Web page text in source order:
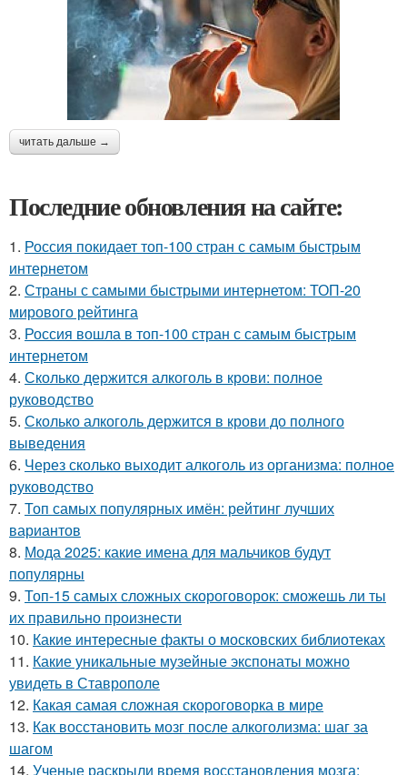
читать дальше →
Последние обновления на сайте:
1. Россия покидает топ-100 стран с самым быстрым
интернетом
2. Страны с самыми быстрыми интернетом: ТОП-20
мирового рейтинга
3. Россия вошла в топ-100 стран с самым быстрым
интернетом
4. Сколько держится алкоголь в крови: полное
руководство
5. Сколько алкоголь держится в крови до полного
выведения
6. Через сколько выходит алкоголь из организма: полное
руководство
7. Топ самых популярных имён: рейтинг лучших
вариантов
8. Мода 2025: какие имена для мальчиков будут
популярны
9. Топ-15 самых сложных скороговорок: сможешь ли ты
их правильно произнести
10. Какие интересные факты о московских библиотеках
11. Какие уникальные музейные экспонаты можно
увидеть в Ставрополе
12. Какая самая сложная скороговорка в мире
13. Как восстановить мозг после алкоголизма: шаг за
шагом
14. Ученые раскрыли время восстановления мозга: